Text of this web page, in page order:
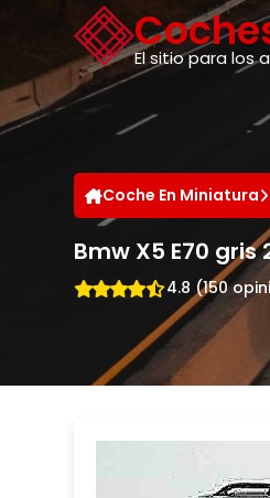
El sitio para los
Coche En Miniatura
Bmw X5 E70 gris
4.8 (150
Panel de gestión de cookies